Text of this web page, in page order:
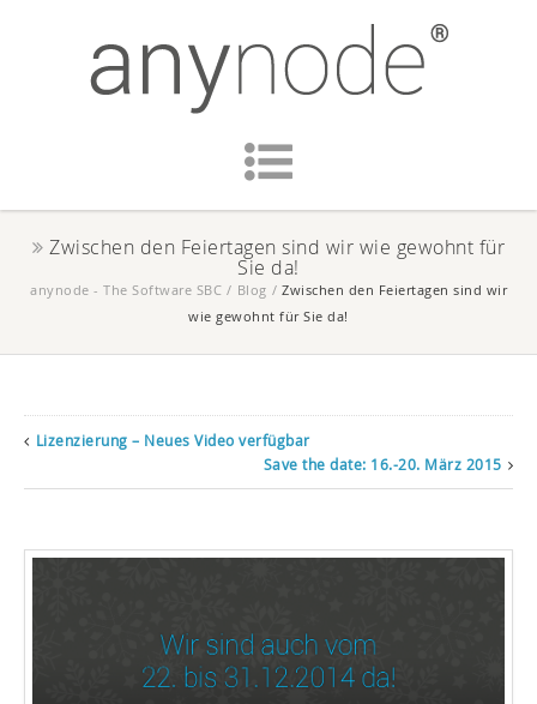
Zwischen den Feiertagen sind wir wie gewohnt für
Sie da!
anynode - The Software SBC / Blog / Zwischen den Feiertagen sind wir
wie gewohnt für Sie da!
Lizenzierung – Neues Video verfügbar
Save the date: 16.-20. März 2015